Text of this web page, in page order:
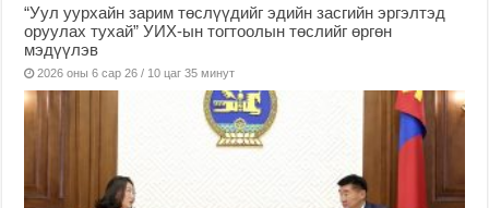
“Уул уурхайн зарим төслүүдийг эдийн засгийн эргэлтэд
оруулах тухай” УИХ-ын тогтоолын төслийг өргөн
мэдүүлэв
2026 оны 6 сар 26 / 10 цаг 35 минут